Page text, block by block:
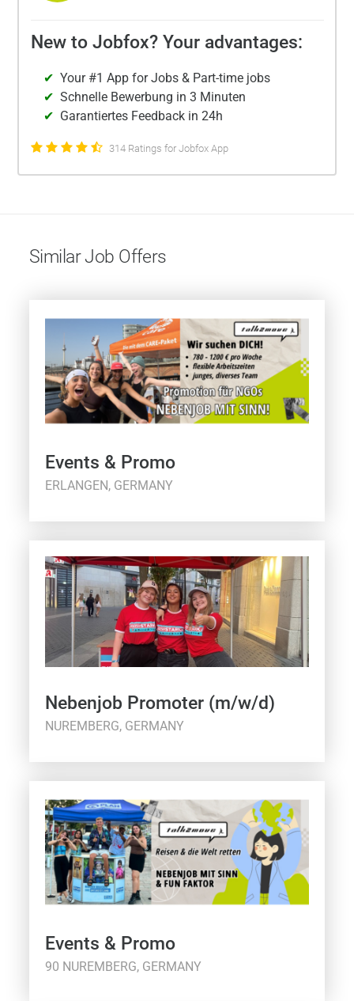
New to Jobfox? Your advantages:
Your #1 App for Jobs & Part-time jobs
Schnelle Bewerbung in 3 Minuten
Garantiertes Feedback in 24h
314 Ratings for Jobfox App
Similar Job Offers
Events & Promo
ERLANGEN, GERMANY
Nebenjob Promoter (m/w/d)
NUREMBERG, GERMANY
Events & Promo
90 NUREMBERG, GERMANY